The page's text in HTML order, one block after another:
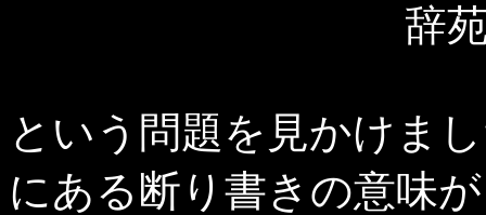
辞
という問題を見かけま
にある断り書きの意味